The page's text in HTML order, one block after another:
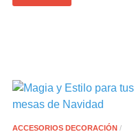
ACCESORIOS DECORACIÓN /